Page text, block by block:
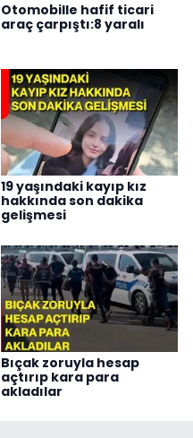
Otomobille hafif ticari
araç çarpıştı:8 yaralı
19 yaşındaki kayıp kız
hakkında son dakika
gelişmesi
Bıçak zoruyla hesap
açtırıp kara para
akladılar